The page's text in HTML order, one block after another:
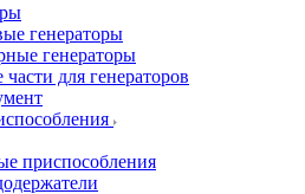
генераторы
генераторы
для генераторов
приспособления